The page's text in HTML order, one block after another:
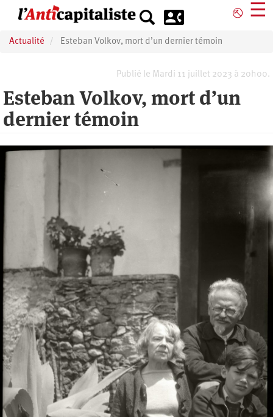
principal
⎋ ☰
Actualité Esteban Volkov, mort d’un dernier témoin
Publié le Mardi 11 juillet 2023 à 20h00.
Esteban Volkov, mort d’un
dernier témoin